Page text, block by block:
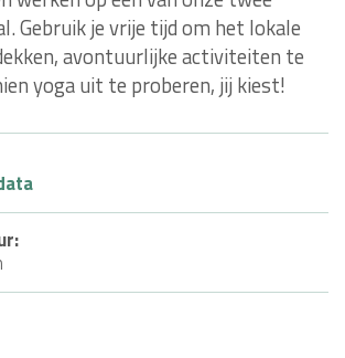
Gebruik je vrije tijd om het lokale
avontuurlijke activiteiten te
yoga uit te proberen, jij kiest!